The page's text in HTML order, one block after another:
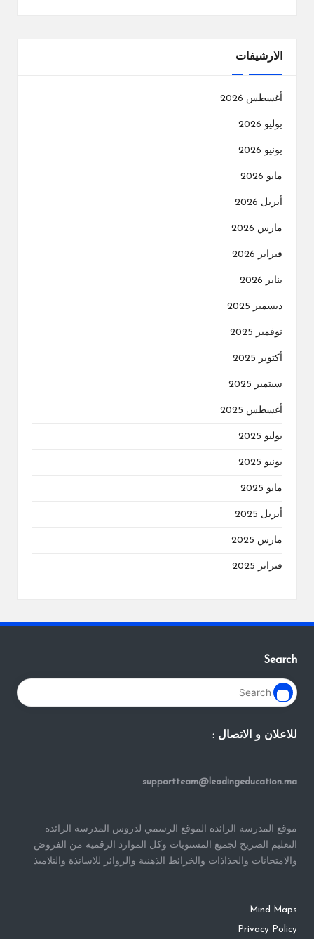
الارشيفات
أغسطس 2026
يوليو 2026
يونيو 2026
مايو 2026
أبريل 2026
مارس 2026
فبراير 2026
يناير 2026
ديسمبر 2025
نوفمبر 2025
أكتوبر 2025
سبتمبر 2025
أغسطس 2025
يوليو 2025
يونيو 2025
مايو 2025
أبريل 2025
مارس 2025
فبراير 2025
Search
للاعلان و الاتصال :
supportteam@leadingeducation.ma
موقع المدرسة الرائدة الموقع الرسمي لدروس المدرسة الرائدة
التعليم الصريح لجميع المستويات وكل الموارد الرقمية من الفروض
والامتحانات والجذاذات والخرائط الذهنية والروائز للاساتذة والتلاميذ
Mind Maps
Privacy Policy